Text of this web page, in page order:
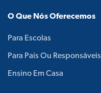
O Que Nós Oferecemos
Para Escolas
Para Pais Ou Responsáveis
Ensino Em Casa